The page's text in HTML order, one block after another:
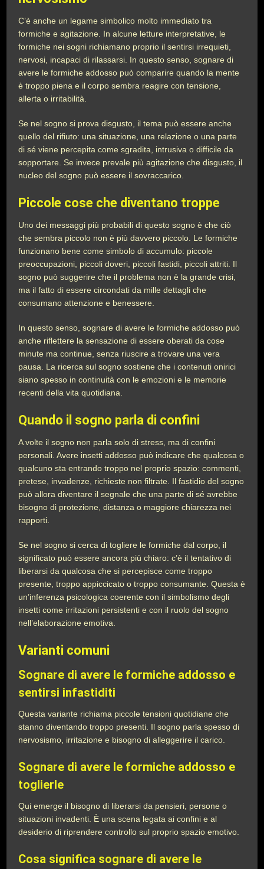
C’è anche un legame simbolico molto immediato tra
formiche e agitazione. In alcune letture interpretative, le
formiche nei sogni richiamano proprio il sentirsi irrequieti,
nervosi, incapaci di rilassarsi. In questo senso, sognare di
avere le formiche addosso può comparire quando la mente
è troppo piena e il corpo sembra reagire con tensione,
allerta o irritabilità.
Se nel sogno si prova disgusto, il tema può essere anche
quello del rifiuto: una situazione, una relazione o una parte
di sé viene percepita come sgradita, intrusiva o difficile da
sopportare. Se invece prevale più agitazione che disgusto, il
nucleo del sogno può essere il sovraccarico.
Piccole cose che diventano troppe
Uno dei messaggi più probabili di questo sogno è che ciò
che sembra piccolo non è più davvero piccolo. Le formiche
funzionano bene come simbolo di accumulo: piccole
preoccupazioni, piccoli doveri, piccoli fastidi, piccoli attriti. Il
sogno può suggerire che il problema non è la grande crisi,
ma il fatto di essere circondati da mille dettagli che
consumano attenzione e benessere.
In questo senso, sognare di avere le formiche addosso può
anche riflettere la sensazione di essere oberati da cose
minute ma continue, senza riuscire a trovare una vera
pausa. La ricerca sul sogno sostiene che i contenuti onirici
siano spesso in continuità con le emozioni e le memorie
recenti della vita quotidiana.
Quando il sogno parla di confini
A volte il sogno non parla solo di stress, ma di confini
personali. Avere insetti addosso può indicare che qualcosa o
qualcuno sta entrando troppo nel proprio spazio: commenti,
pretese, invadenze, richieste non filtrate. Il fastidio del sogno
può allora diventare il segnale che una parte di sé avrebbe
bisogno di protezione, distanza o maggiore chiarezza nei
rapporti.
Se nel sogno si cerca di togliere le formiche dal corpo, il
significato può essere ancora più chiaro: c’è il tentativo di
liberarsi da qualcosa che si percepisce come troppo
presente, troppo appiccicato o troppo consumante. Questa è
un’inferenza psicologica coerente con il simbolismo degli
insetti come irritazioni persistenti e con il ruolo del sogno
nell’elaborazione emotiva.
Varianti comuni
Sognare di avere le formiche addosso e
sentirsi infastiditi
Questa variante richiama piccole tensioni quotidiane che
stanno diventando troppo presenti. Il sogno parla spesso di
nervosismo, irritazione e bisogno di alleggerire il carico.
Sognare di avere le formiche addosso e
toglierle
Qui emerge il bisogno di liberarsi da pensieri, persone o
situazioni invadenti. È una scena legata ai confini e al
desiderio di riprendere controllo sul proprio spazio emotivo.
Cosa significa sognare di avere le